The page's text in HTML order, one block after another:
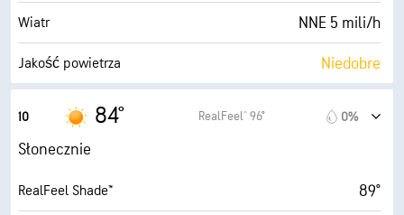
AccuLumen Brightness Index™ 10 (B. jasne)
Zachmurzenie 1%
Wiatr NNE 5 mili/h
Jakość powietrza Niedobre
Maksymalny wskaźnik UV
Porywy wiatru
Wilgotność 69%
10 84° RealFeel® 96° 0%
Słonecznie
RealFeel Shade™ 89°